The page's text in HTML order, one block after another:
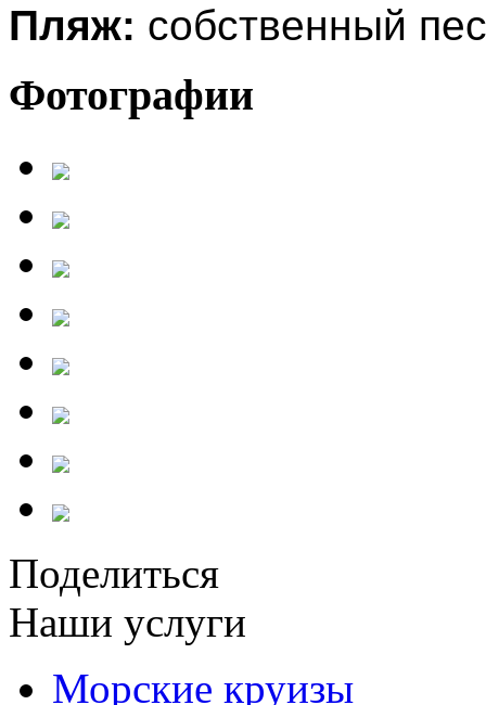
Пляж: собственный
Фотографии
Поделиться
Наши услуги
Морские круизы